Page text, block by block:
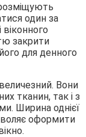
один за
закрити
для денного
Вони
тканин, так і з
Ширина однієї
оформити